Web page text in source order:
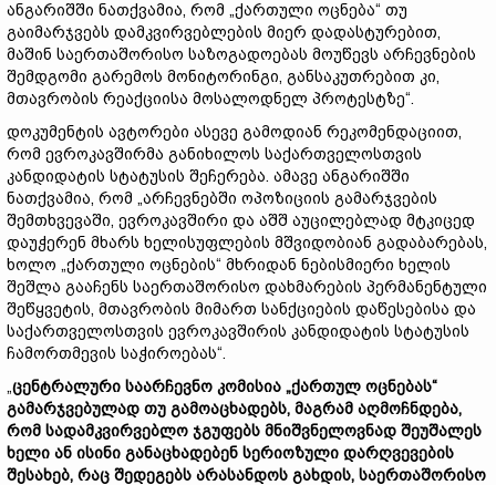
ანგარიშში ნათქვამია, რომ „ქართული ოცნება“ თუ
გაიმარჯვებს დამკვირვებლების მიერ დადასტურებით,
მაშინ საერთაშორისო საზოგადოებას მოუწევს არჩევნების
შემდგომი გარემოს მონიტორინგი, განსაკუთრებით კი,
მთავრობის რეაქციისა მოსალოდნელ პროტესტზე“.
დოკუმენტის ავტორები ასევე გამოდიან რეკომენდაციით,
რომ ევროკავშირმა განიხილოს საქართველოსთვის
კანდიდატის სტატუსის შეჩერება. ამავე ანგარიშში
ნათქვამია, რომ „არჩევნებში ოპოზიციის გამარჯვების
შემთხვევაში, ევროკავშირი და აშშ აუცილებლად მტკიცედ
დაუჭერენ მხარს ხელისუფლების მშვიდობიან გადაბარებას,
ხოლო „ქართული ოცნების“ მხრიდან ნებისმიერი ხელის
შეშლა გააჩენს საერთაშორისო დახმარების პერმანენტული
შეწყვეტის, მთავრობის მიმართ სანქციების დაწესებისა და
საქართველოსთვის ევროკავშირის კანდიდატის სტატუსის
ჩამორთმევის საჭიროებას“.
„ცენტრალური საარჩევნო კომისია „ქართულ ოცნებას“
გამარჯვებულად თუ გამოაცხადებს, მაგრამ აღმოჩნდება,
რომ სადამკვირვებლო ჯგუფებს მნიშვნელოვნად შეუშალეს
ხელი ან ისინი განაცხადებენ სერიოზული დარღვევების
შესახებ, რაც შედეგებს არასანდოს გახდის, საერთაშორისო